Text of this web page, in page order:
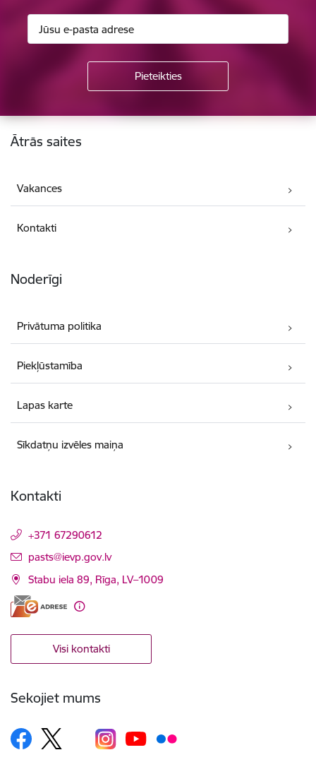
Kājene
Ātrās saites
Vakances
Kontakti
Noderīgi
Privātuma politika
Piekļūstamība
Lapas karte
Sīkdatņu izvēles maiņa
Kontakti
+371 67290612
E-pasts:
pasts@ievp.gov.lv
Stabu iela 89, Rīga, LV–1009
Visi kontakti
Sekojiet mums